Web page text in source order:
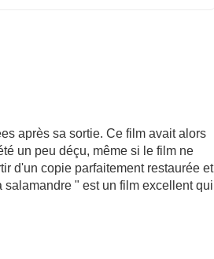
après sa sortie. Ce film avait alors
un peu déçu, même si le film ne
d'un copie parfaitement restaurée et
" est un film excellent qui